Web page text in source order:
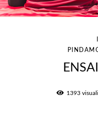
1393